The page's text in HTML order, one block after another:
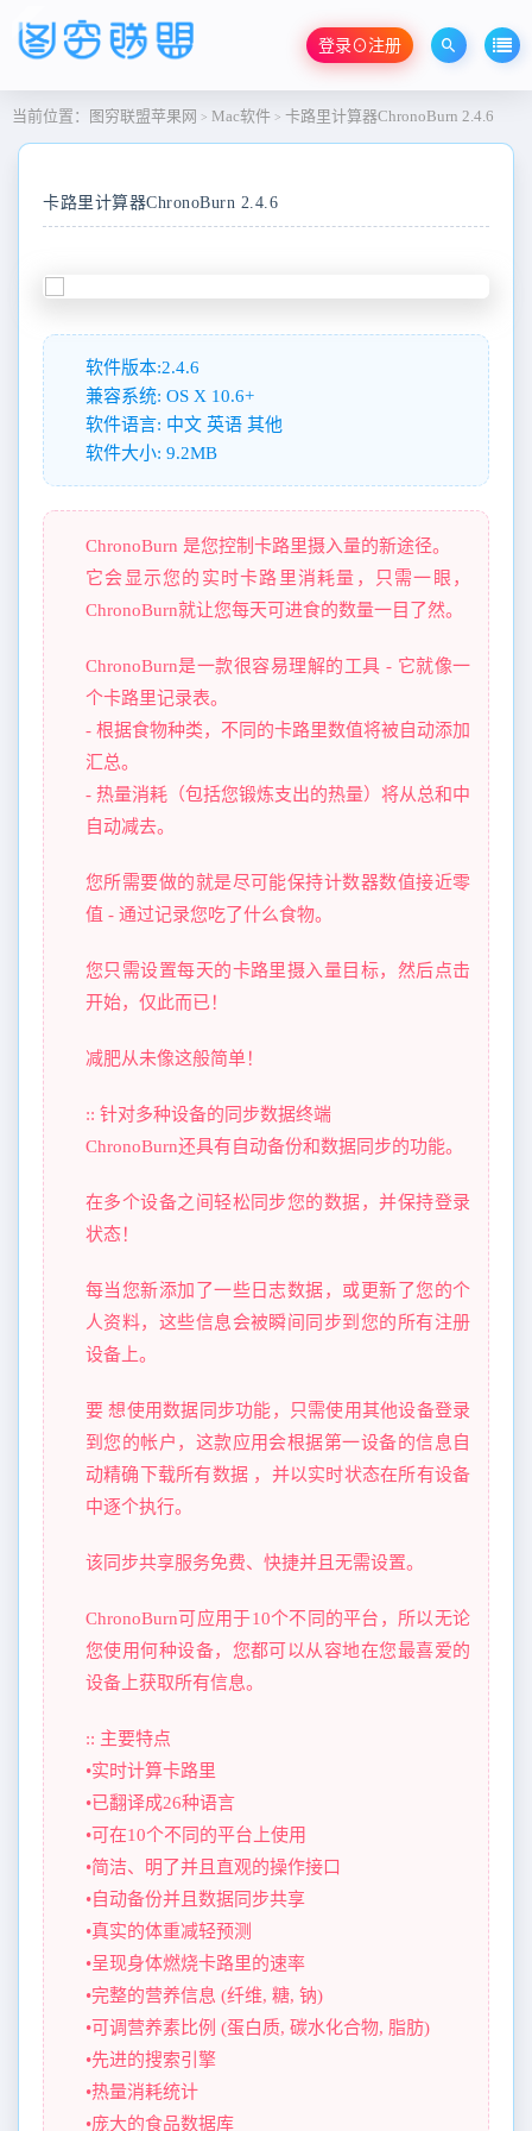
登录⊙注册
当前位置： 图穷联盟苹果网 > Mac软件 > 卡路里计算器ChronoBurn 2.4.6
卡路里计算器ChronoBurn 2.4.6
软件版本:2.4.6
兼容系统: OS X 10.6+
软件语言: 中文 英语 其他
软件大小: 9.2MB
ChronoBurn 是您控制卡路里摄入量的新途径。
它会显示您的实时卡路里消耗量，只需一眼，
ChronoBurn就让您每天可进食的数量一目了然。
ChronoBurn是一款很容易理解的工具 - 它就像一
个卡路里记录表。
- 根据食物种类，不同的卡路里数值将被自动添加
汇总。
- 热量消耗（包括您锻炼支出的热量）将从总和中
自动减去。
您所需要做的就是尽可能保持计数器数值接近零
值 - 通过记录您吃了什么食物。
您只需设置每天的卡路里摄入量目标，然后点击
开始，仅此而已！
减肥从未像这般简单！
:: 针对多种设备的同步数据终端
ChronoBurn还具有自动备份和数据同步的功能。
在多个设备之间轻松同步您的数据，并保持登录
状态！
每当您新添加了一些日志数据，或更新了您的个
人资料，这些信息会被瞬间同步到您的所有注册
设备上。
要 想使用数据同步功能，只需使用其他设备登录
到您的帐户，这款应用会根据第一设备的信息自
动精确下载所有数据 ，并以实时状态在所有设备
中逐个执行。
该同步共享服务免费、快捷并且无需设置。
ChronoBurn可应用于10个不同的平台，所以无论
您使用何种设备，您都可以从容地在您最喜爱的
设备上获取所有信息。
:: 主要特点
•实时计算卡路里
•已翻译成26种语言
•可在10个不同的平台上使用
•简洁、明了并且直观的操作接口
•自动备份并且数据同步共享
•真实的体重减轻预测
•呈现身体燃烧卡路里的速率
•完整的营养信息 (纤维, 糖, 钠)
•可调营养素比例 (蛋白质, 碳水化合物, 脂肪)
•先进的搜索引擎
•热量消耗统计
•庞大的食品数据库